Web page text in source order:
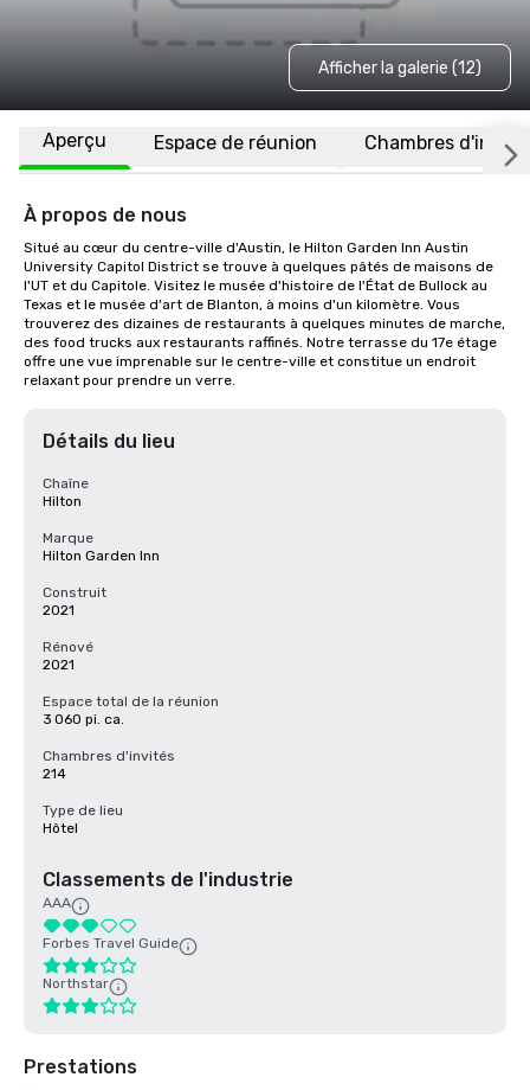
Afficher la galerie (12)
Aperçu Espace de réunion Chambres
À propos de nous
Situé au cœur du centre-ville d'Austin, le Hilton Garden Inn Austin
University Capitol District se trouve à quelques pâtés de maisons de
l'UT et du Capitole. Visitez le musée d'histoire de l'État de Bullock au
Texas et le musée d'art de Blanton, à moins d'un kilomètre. Vous
trouverez des dizaines de restaurants à quelques minutes de marche,
des food trucks aux restaurants raffinés. Notre terrasse du 17e étage
offre une vue imprenable sur le centre-ville et constitue un endroit
relaxant pour prendre un verre.
Détails du lieu
Chaîne
Hilton
Marque
Hilton Garden Inn
Construit
2021
Rénové
2021
Espace total de la réunion
3 060 pi. ca.
Chambres d'invités
214
Type de lieu
Hôtel
Classements de l'industrie
AAA
Forbes Travel Guide
Northstar
Prestations